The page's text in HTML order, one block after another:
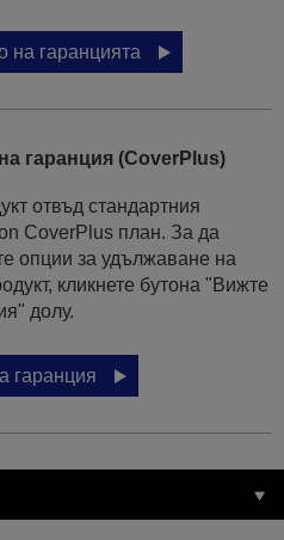
на гаранцията
гаранция (CoverPlus)
отвъд стандартния
CoverPlus план. За да
опции за удължаване на
кликнете бутона "Вижте
долу.
гаранция